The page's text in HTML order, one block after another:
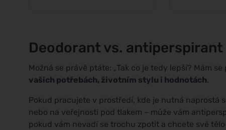
Deodorant vs. antiperspirant
Možná se právě ptáte: „Tak co je tedy lepší? Mám
vašich potřebách, životním stylu i hodnotách.
Pokud pracujete v prostředí, kde je nutná naprostá
nebo na veřejnosti pod tlakem – může vám
pokud vám nevadí se trochu zpotit a chcete své